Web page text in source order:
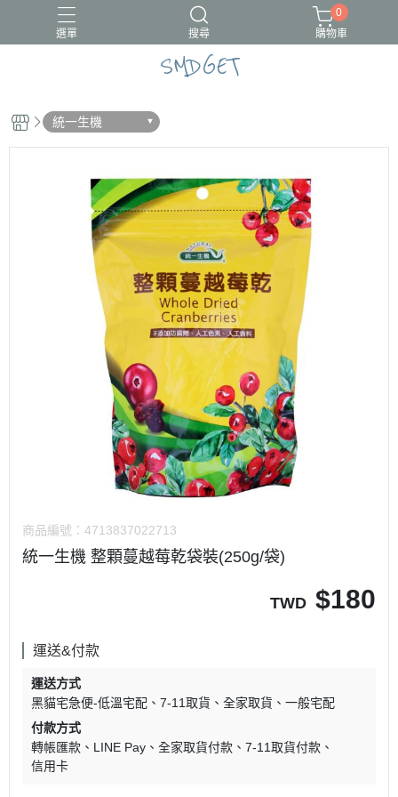
選單 搜尋
#新品上市 CÓCOES
0
購物車
SMDGET
統一生機
商品編號： 4713837022713
統一生機 整顆蔓越莓乾袋裝(250g/袋)
TWD $180
運送&付款
運送方式
黑貓宅急便-低溫宅配
7-11取貨 全家取貨
一般宅配
付款方式
轉帳匯款
LINE Pay 全家取貨付款
7-11取貨付款
信用卡